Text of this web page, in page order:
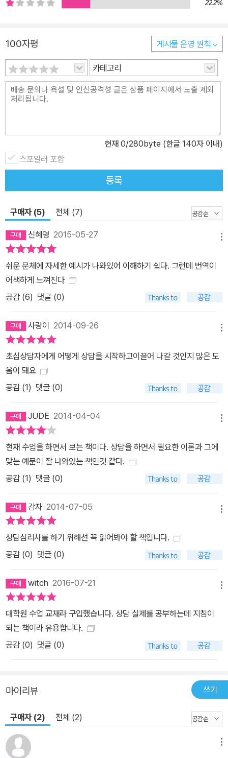
22.2%
100자평 게시물 운영 원칙
카테고리
현재 0/280byte (한글 140자 이내)
스포일러 포함
등록
구매자 (5) 전체 (7)
신혜영 2015-05-27
쉬운 문체에 자세한 예시가 나와있어 이해하기 쉽다. 그런데 번역이
어색하게 느껴진다
공감 (6) 댓글 (0)
사랑이 2014-09-26
초심상담자에게 어떻게 상담을 시작하고이끌어 나갈 것인지 많은 도
움이 돼요
공감 (1) 댓글 (0)
JUDE 2014-04-04
현재 수업을 하면서 보는 책이다. 상담을 하면서 필요한 이론과 그에
맞는 예문이 잘 나와있는 책인것 같다.
공감 (1) 댓글 (0)
감자 2014-07-05
상담심리사를 하기 위해선 꼭 읽어봐야 할 책입니다.
공감 (0) 댓글 (0)
witch 2016-07-21
대학원 수업 교재라 구입했습니다. 상담 실제를 공부하는데 지침이
되는 책이라 유용합니다.
공감 (0) 댓글 (0)
마이리뷰 쓰기
구매자 (2) 전체 (2)